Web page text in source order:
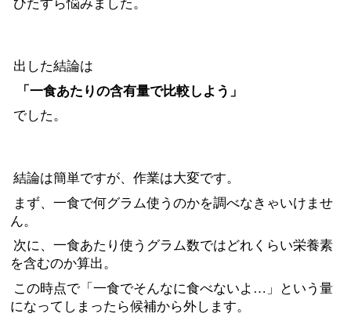
ひたすら悩みました。
出した結論は
「一食あたりの含有量で比較しよう」
でした。
結論は簡単ですが、作業は大変です。
まず、一食で何グラム使うのかを調べなきゃいけませ
ん。
次に、一食あたり使うグラム数ではどれくらい栄養素
を含むのか算出。
この時点で「一食でそんなに食べないよ…」という量
になってしまったら候補から外します。